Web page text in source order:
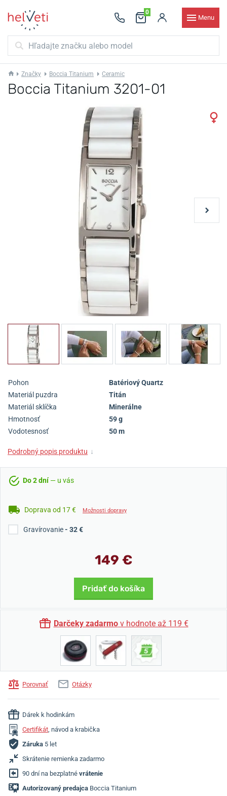
0
Menu
Značky Boccia Titanium Ceramic
Boccia Titanium 3201-01
Pohon
Batériový Quartz
Materiál puzdra
Titán
Materiál sklíčka
Minerálne
Hmotnosť
59 g
Vodotesnosť
50 m
Podrobný popis produktu ↓
Do 2 dní— u vás
Doprava od 17 € Možnosti dopravy
Gravírovanie- 32 €
149 €
Pridať do košíka
Darčeky zadarmov hodnote až 119 €
Porovnať Otázky
Dárek k hodinkám
Certifikát, návod a krabička
Záruka 5 let
Skrátenie remienka zadarmo
90 dní na bezplatné vrátenie
Autorizovaný predajca Boccia Titanium